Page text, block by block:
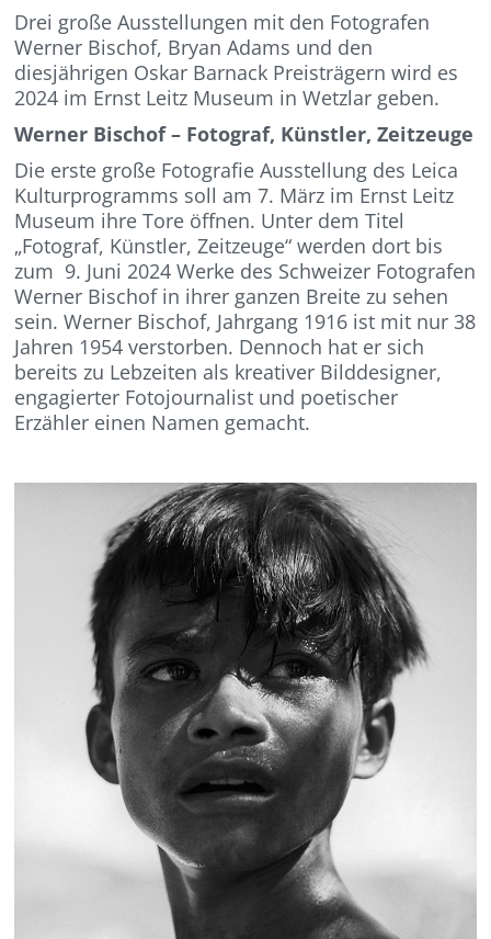
Drei große Ausstellungen mit den Fotografen
Werner Bischof, Bryan Adams und den
diesjährigen Oskar Barnack Preisträgern wird es
2024 im Ernst Leitz Museum in Wetzlar geben.
Werner Bischof – Fotograf, Künstler, Zeitzeuge
Die erste große Fotografie Ausstellung des Leica
Kulturprogramms soll am 7. März im Ernst Leitz
Museum ihre Tore öffnen. Unter dem Titel
„Fotograf, Künstler, Zeitzeuge“ werden dort bis
zum 9. Juni 2024 Werke des Schweizer Fotografen
Werner Bischof in ihrer ganzen Breite zu sehen
sein. Werner Bischof, Jahrgang 1916 ist mit nur 38
Jahren 1954 verstorben. Dennoch hat er sich
bereits zu Lebzeiten als kreativer Bilddesigner,
engagierter Fotojournalist und poetischer
Erzähler einen Namen gemacht.